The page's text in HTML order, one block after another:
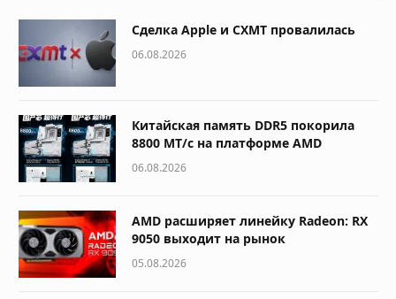
Сделка Apple и CXMT провалилась
06.08.2026
Китайская память DDR5 покорила
8800 МТ/с на платформе AMD
06.08.2026
AMD расширяет линейку Radeon: RX
9050 выходит на рынок
05.08.2026